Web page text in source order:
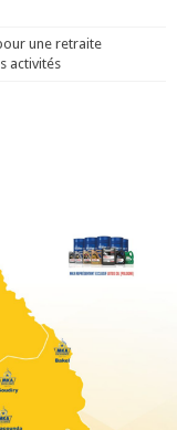
une retraite
activités